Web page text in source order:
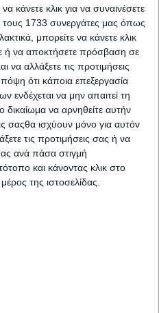
κλικ για να συναινέσετε
τους 1733 συνεργάτες μας όπως
μπορείτε να κάνετε κλικ
ή να αποκτήσετε πρόσβαση σε
να αλλάξετε τις προτιμήσεις
ότι κάποια επεξεργασία
να μην απαιτεί τη
να αρνηθείτε αυτήν
σαςθα ισχύουν μόνο για αυτόν
τις προτιμήσεις σας ή να
ανά πάσα στιγμή
και κάνοντας κλικ στο
της ιστοσελίδας.
θρυλική Σφήκα
συλλεκτική
για παραγγελία